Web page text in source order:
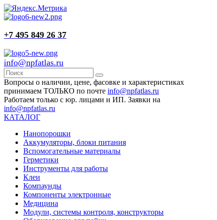
+7 495 849 26 37
info@npfatlas.ru
Вопросы о наличии, цене, фасовке и характеристиках
принимаем ТОЛЬКО по почте info@npfatlas.ru
Работаем только с юр. лицами и ИП. Заявки на
info@npfatlas.ru
КАТАЛОГ
Нанопорошки
Аккумуляторы, блоки питания
Вспомогательные материалы
Герметики
Инструменты для работы
Клеи
Компаунды
Компоненты электронные
Медицина
Модули, системы контроля, конструкторы